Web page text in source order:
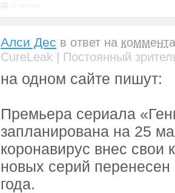
Алси Дес в ответ на
CureLeak | Постоянный
на одном сайте пишут:
Премьера сериала
запланирована на 25
коронавирус внес свои
новых серий
года.